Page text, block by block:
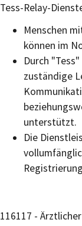
Tess-Relay-
Menschen
können im
Durch
zuständige
unterstützt.
Die
116117 -